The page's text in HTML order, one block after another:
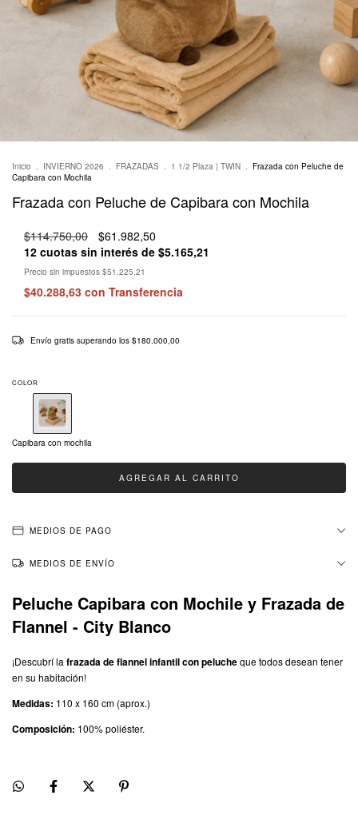
Inicio . INVIERNO 2026 . FRAZADAS . 1 1/2 Plaza | TWIN . Frazada con Peluche de
Capibara con Mochila
Frazada con Peluche de Capibara con Mochila
$114.750,00
$61.982,50
12 cuotas sin interés de $5.165,21
Precio sin impuestos $51.225,21
$40.288,63 con Transferencia
Envío gratis superando los $180.000,00
COLOR
Capibara con mochila
MEDIOS DE PAGO
MEDIOS DE ENVÍO
Peluche Capibara con Mochile y Frazada de
Flannel - City Blanco
¡Descubrí la frazada de flannel infantil con pelucheque todos desean tener
en su habitación!
Medidas: 110 x 160 cm (aprox.)
Composición: 100% poliéster.